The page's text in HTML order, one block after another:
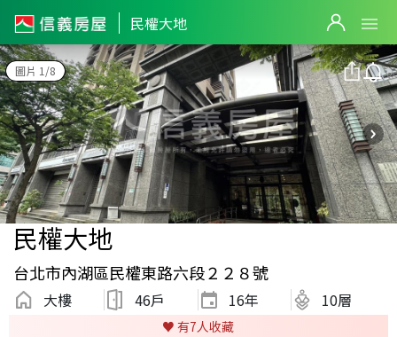
民權大地
圖片 1/8
民權大地
台北市內湖區民權東路六段２２８號
大樓 46戶 16年 10層
♥️ 有7人收藏